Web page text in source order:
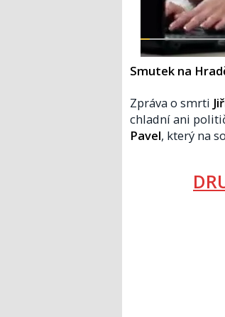
Smutek na
Zpráva o smrti
chladní ani
Pavel, který na